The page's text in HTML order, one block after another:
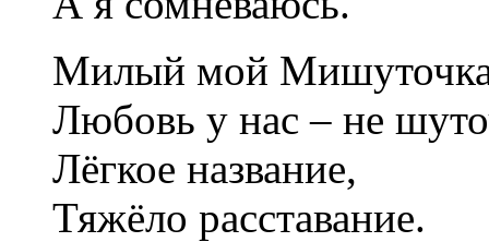
Милый мой
Любовь у нас – не
Лёгкое название,
Тяжёло расставание.